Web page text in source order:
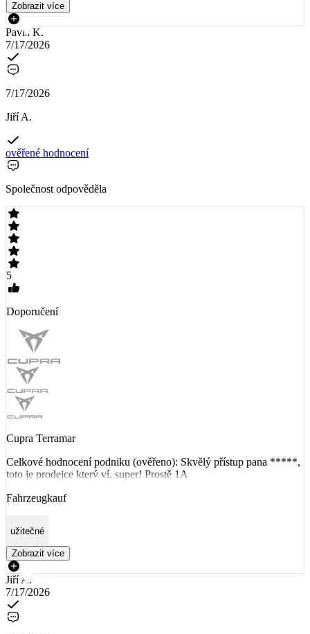
Zobrazit více
Pavla K.
7/17/2026
7/17/2026
Jiří A.
ověřené hodnocení
Společnost odpověděla
5
Doporučení
Cupra Terramar
Celkové hodnocení podniku (ověřeno): Skvělý přístup pana *****,
toto je prodejce který ví, super! Prostě 1A
Fahrzeugkauf
užitečné
Zobrazit více
Jiří A.
7/17/2026